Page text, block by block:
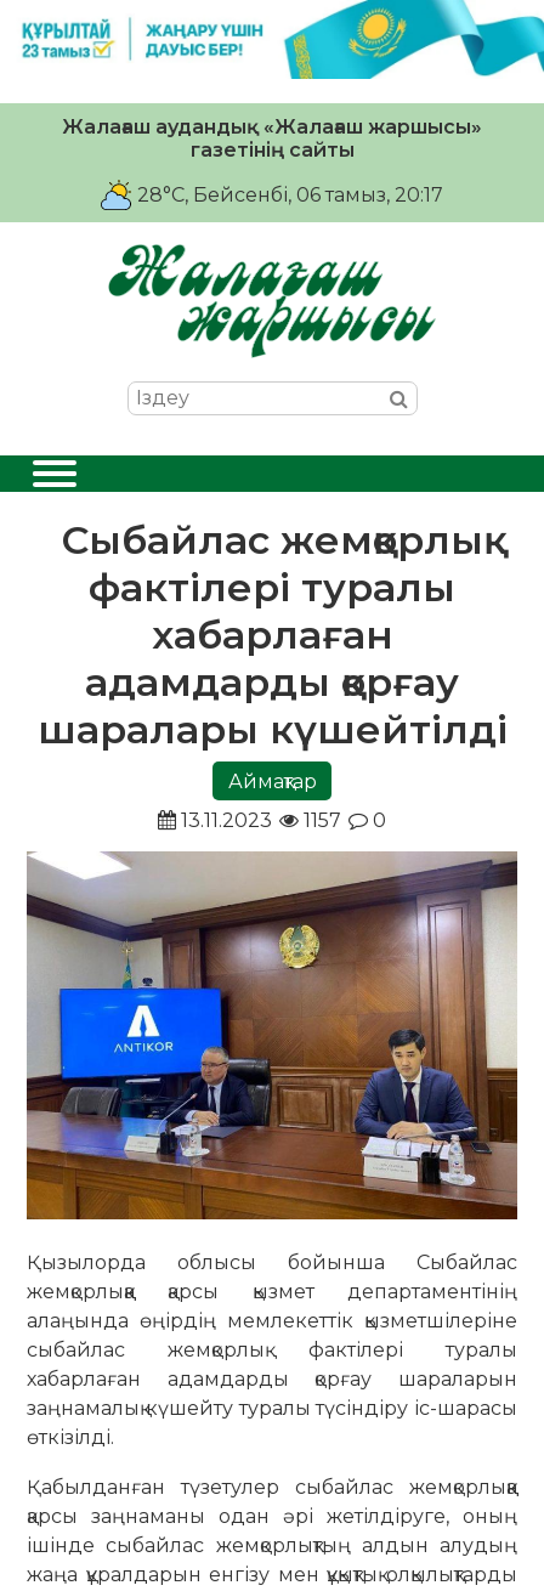
Жалағаш аудандық «Жалағаш жаршысы»
газетінің сайты
28°C, Бейсенбі, 06 тамыз, 20:17
Сыбайлас жемқорлық
фактілері туралы
хабарлаған
адамдарды қорғау
шаралары күшейтілді
Аймақтар
13.11.2023
1157 0
Қызылорда облысы бойынша Сыбайлас
жемқорлыққа қарсы қызмет департаментінің
алаңында өңірдің мемлекеттік қызметшілеріне
сыбайлас жемқорлық фактілері туралы
хабарлаған адамдарды қорғау шараларын
заңнамалық күшейту туралы түсіндіру іс-шарасы
өткізілді.
Қабылданған түзетулер сыбайлас жемқорлыққа
қарсы заңнаманы одан әрі жетілдіруге, оның
ішінде сыбайлас жемқорлықтың алдын алудың
жаңа құралдарын енгізу мен құқықтық олқылықтарды